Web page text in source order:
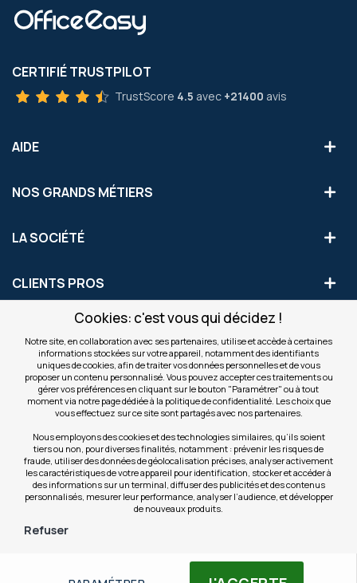
Cookies: c'est vous qui décidez !
Notre site, en collaboration avec ses partenaires, utilise et accède à certaines
informations stockées sur votre appareil, notamment des identifiants
uniques de cookies, afin de traiter vos données personnelles et de vous
proposer un contenu personnalisé. Vous pouvez accepter ces traitements ou
gérer vos préférences en cliquant sur le bouton "Paramétrer" ou à tout
moment via notre page dédiée à la politique de confidentialité. Les choix que
vous effectuez sur ce site sont partagés avec nos partenaires.
Nous employons des cookies et des technologies similaires, qu’ils soient
tiers ou non, pour diverses finalités, notamment : prévenir les risques de
fraude, utiliser des données de géolocalisation précises, analyser activement
les caractéristiques de votre appareil pour identification, stocker et accéder à
des informations sur un terminal, diffuser des publicités et des contenus
personnalisés, mesurer leur performance, analyser l’audience, et développer
de nouveaux produits.
Refuser
CERTIFIÉ TRUSTPILOT
TrustScore 4.5 avec +21400 avis
AIDE
NOS GRANDS MÉTIERS
LA SOCIÉTÉ
CLIENTS PROS
S'INSCRIRE AUX OFFRES COMMERCIALES
Inscription
notre
newsletter
Valider
NOS SITES